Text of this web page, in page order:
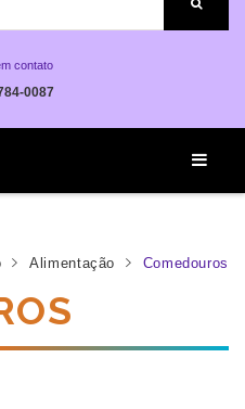
contato
0087
Alimentação Comedouros